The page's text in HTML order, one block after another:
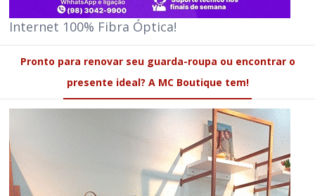
Internet 100% Fibra Óptica!
Pronto para renovar seu guarda-roupa ou encontrar o
presente ideal? A MC Boutique tem!